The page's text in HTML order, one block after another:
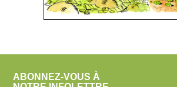
ABONNEZ-VOUS À